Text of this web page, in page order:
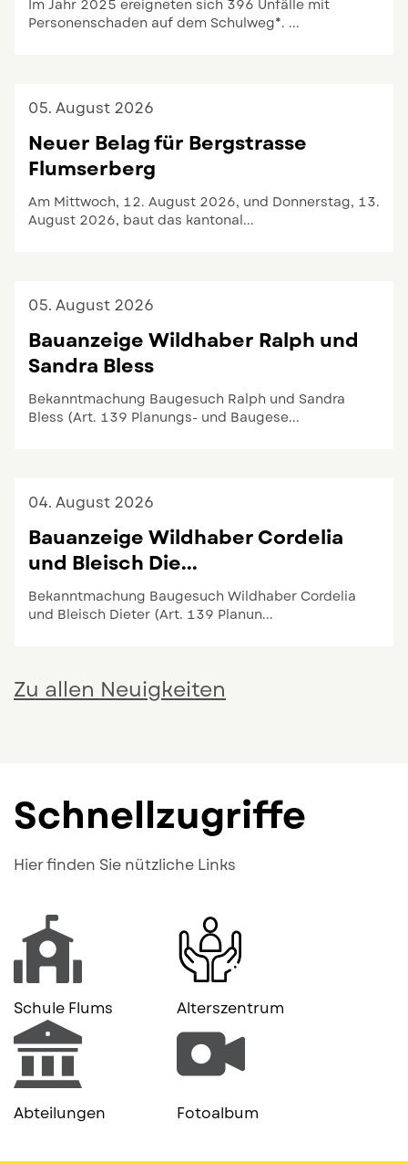
Im Jahr 2025 ereigneten sich 396 Unfälle mit
Personenschaden auf dem Schulweg*. ...
05. August 2026
Neuer Belag für Bergstrasse
Flumserberg
Am Mittwoch, 12. August 2026, und Donnerstag, 13.
August 2026, baut das kantonal...
05. August 2026
Bauanzeige Wildhaber Ralph und
Sandra Bless
Bekanntmachung Baugesuch Ralph und Sandra
Bless (Art. 139 Planungs- und Baugese...
04. August 2026
Bauanzeige Wildhaber Cordelia
und Bleisch Die...
Bekanntmachung Baugesuch Wildhaber Cordelia
und Bleisch Dieter (Art. 139 Planun...
Zu allen Neuigkeiten
Infotext
Schnellzugriffe
Hier finden Sie nützliche Links
Quicklinks
Schule Flums Alterszentrum
Abteilungen Fotoalbum